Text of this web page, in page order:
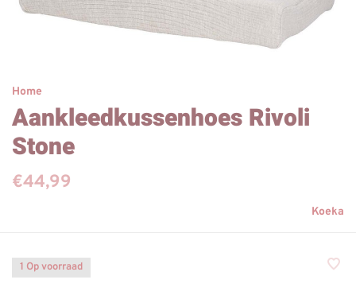
Home
Aankleedkussenhoes Rivoli
Stone
€44,99
Koeka
1 Op voorraad